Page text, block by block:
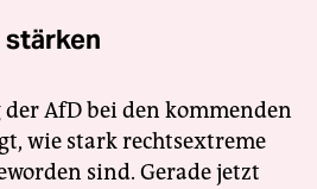
stärken
AfD bei den kommenden
wie stark rechtsextreme
sind. Gerade jetzt